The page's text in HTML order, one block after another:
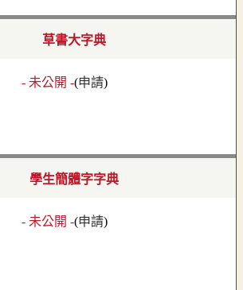
草書大字典
- 未公開 -(申請)
學生簡體字字典
- 未公開 -(申請)